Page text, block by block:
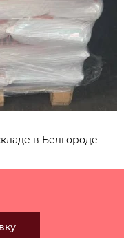
в Белгороде